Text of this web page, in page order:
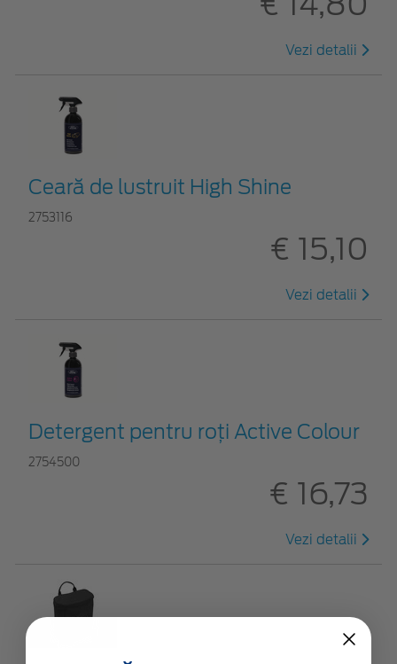
Vezi detalii
Ceară de lustruit High Shine
2753116
€ 15,10
Vezi detalii
Detergent pentru roți Active Colour
2754500
€ 16,73
Vezi detalii